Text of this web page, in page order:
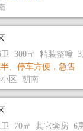
卫 300㎡ 精装整幢 3
、停车方便，急售
区 朝南
卫 70㎡ 其它套房 6